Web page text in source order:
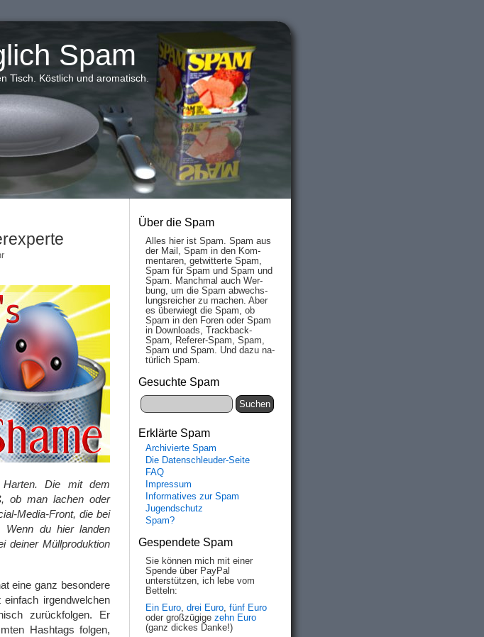
Spam
Tisch. Köstlich und aromatisch.
Die mit dem
ob man lachen oder
Media-Front, die bei
Wenn du hier landen
deiner Müllproduktion
eine ganz besondere
irgendwelchen
zurückfolgen. Er
Hashtags folgen,
Über die Spam
Alles hier ist Spam. Spam aus
der Mail, Spam in den Kom­
men­taren, ge­twit­ter­te Spam,
Spam für Spam und Spam und
Spam. Manch­mal auch Wer­
bung, um die Spam ab­wechs­
lungs­reich­er zu mach­en. Aber
es über­wiegt die Spam, ob
Spam in den Fo­ren oder Spam
in Down­loads, Track­back-
Spam, Re­fe­rer-Spam, Spam,
Spam und Spam. Und da­zu na­
tür­lich Spam.
Gesuchte Spam
Erklärte Spam
Archivierte Spam
Die Datenschleuder-Seite
FAQ
Impressum
Informatives zur Spam
Jugendschutz
Spam?
Gespendete Spam
Sie können mich mit einer
Spende über PayPal
unterstützen, ich lebe vom
Betteln:
Ein Euro, drei Euro, fünf Euro
oder großzügige zehn Euro
(ganz dickes Danke!)